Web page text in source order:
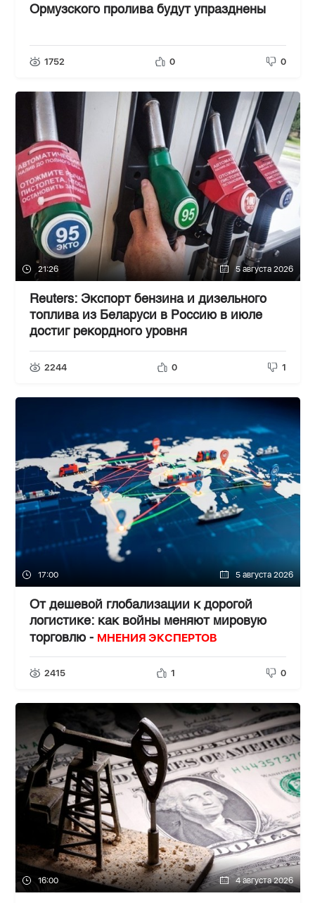
Ормузского пролива будут упразднены
1752 0 0
21:26 5 августа 2026
Reuters: Экспорт бензина и дизельного
топлива из Беларуси в Россию в июле
достиг рекордного уровня
2244 0 1
17:00 5 августа 2026
От дешевой глобализации к дорогой
логистике: как войны меняют мировую
торговлю - МНЕНИЯ ЭКСПЕРТОВ
2415 1 0
16:00 4 августа 2026